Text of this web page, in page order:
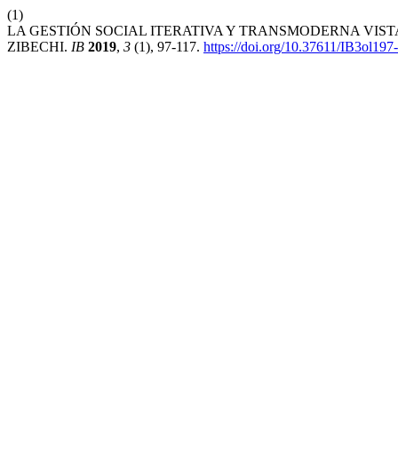
(1)
LA GESTIÓN SOCIAL ITERATIVA Y TRANSMODERNA
ZIBECHI. IB 2019, 3 (1), 97-117. https://doi.org/10.37611/